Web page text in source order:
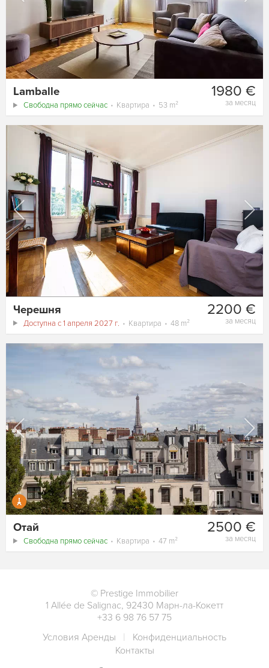
1980 €
за месяц
Lamballe
Свободна прямо сейчас Квартира 53 m²
2200 €
за месяц
Черешня
Доступна с 1 апреля 2027 г. Квартира 48 m²
2500 €
за месяц
Отай
Свободна прямо сейчас Квартира 47 m²
© Prestige Immobilier
1 Allée de Salignac, 92430 Марн-ла-Кокетт
+33 6 98 76 57 75
Условия Аренды
Конфиденциальность
Контакты